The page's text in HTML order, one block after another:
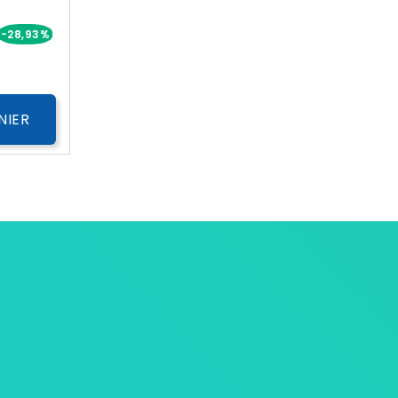
-28,93%Prix